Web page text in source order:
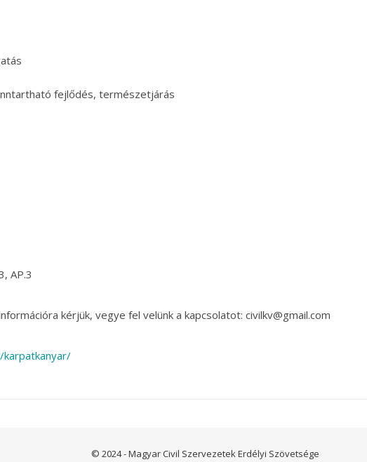
fejlődés, természetjárás
AP.3
kérjük, vegye fel velünk a kapcsolatot: civilkv@gmail.com
© 2024 - Magyar Civil Szervezetek Erdélyi Szövetsége